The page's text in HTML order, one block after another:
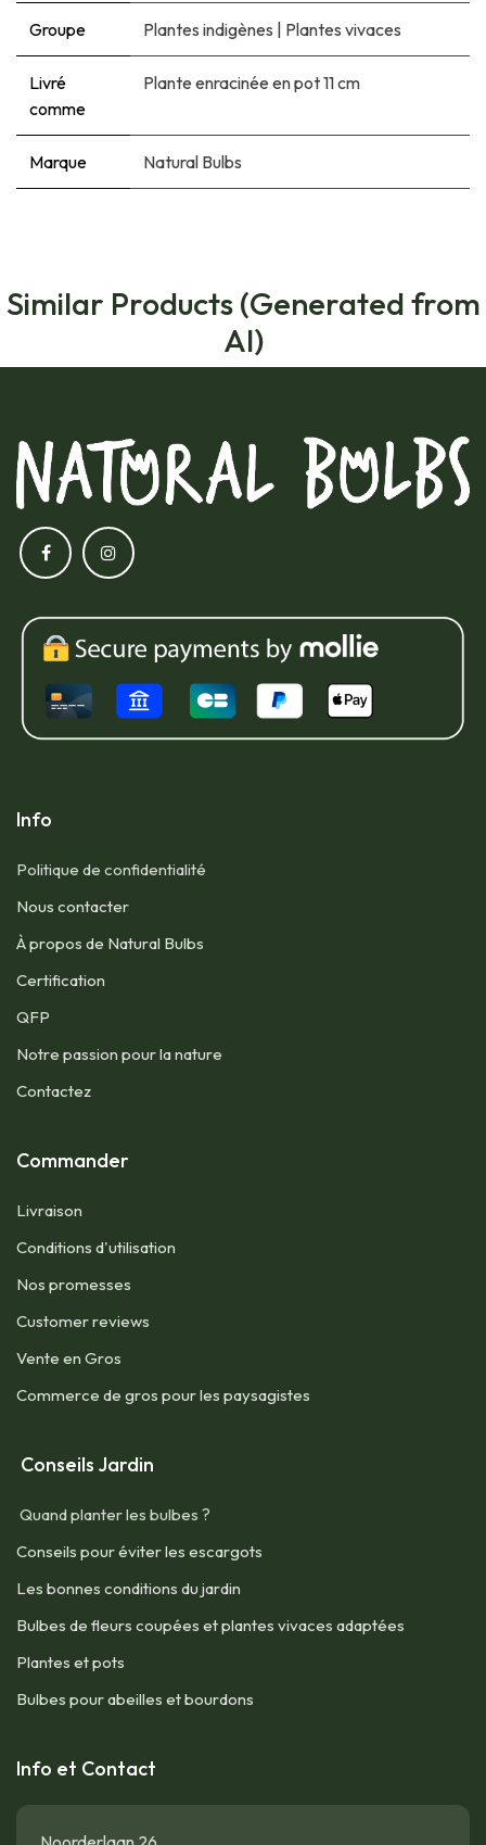
Groupe Plantes indigènes | Plantes vivaces
Livré
comme
Plante enracinée en pot 11 cm
Marque Natural Bulbs
Similar Products (Generated from
AI)
Info
Politique de confidentialité
Nous contacter​
À propos de Natural Bulbs
Certification
QFP​
Notre passion pour la nature
Contactez
Commander
Livraison
Conditions d'utilisation​
Nos promesses
Customer reviews
Vente en Gros
Commerce de gros pour les paysagistes
Conseils Jardin
Quand planter les bulbes ?
Conseils pour éviter les escargots
Les bonnes conditions du jardin
Bulbes de fleurs coupées et plantes vivaces adaptées
Plantes et pots
Bulbes pour abeilles et bourdons
Info et Contact